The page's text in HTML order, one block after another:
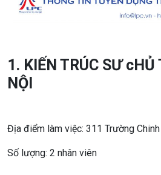
1. KIẾN TRÚC SƯ
NỘI
Địa điểm làm việc: 311 Trường
Số lượng: 2 nhân viên